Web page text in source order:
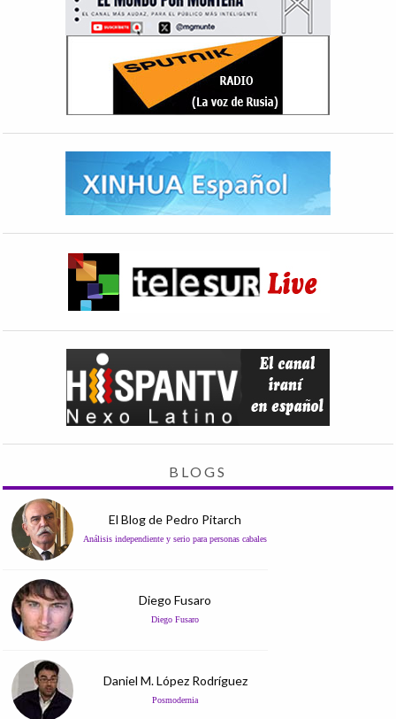
BLOGS
El Blog de Pedro Pitarch
Análisis independiente y serio para personas cabales
Diego Fusaro
Diego Fusaro
Daniel M. López Rodríguez
Posmodernia